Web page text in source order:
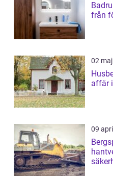
från
02
affär
09